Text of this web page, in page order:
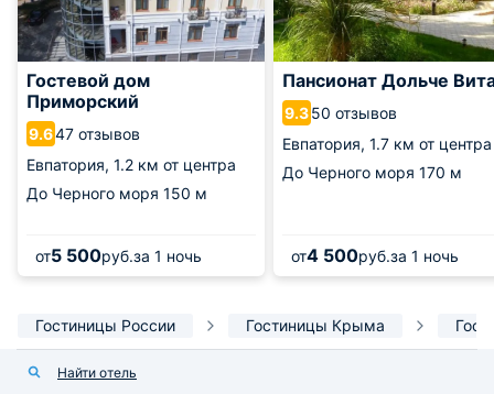
Гостевой дом
Приморский
9.647 отзывов
Евпатория, 1.2 км от центра
До Черного моря 150 м
от5 500руб.за 1 ночь
Пансионат Дольче
9.350 отзывов
Евпатория, 1.7 км от центра
До Черного моря 170 м
от4 500руб.за 1 ночь
Гостиницы России Гостиницы Крыма
Найти отель